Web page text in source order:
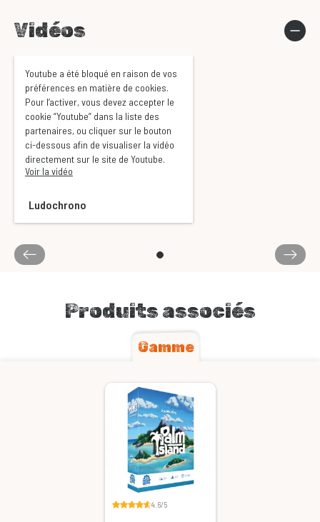
Vidéos
Youtube a été bloqué en raison de vos
préférences en matière de cookies.
Pour l’activer, vous devez accepter le
cookie “Youtube” dans la liste des
partenaires, ou cliquer sur le bouton
ci-dessous afin de visualiser la vidéo
directement sur le site de Youtube.
Voir la vidéo
Ludochrono
Produits associés
Gamme
4.6/5